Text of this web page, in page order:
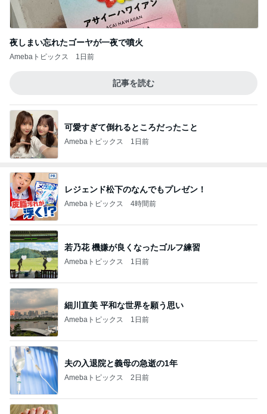
夜しまい忘れたゴーヤが一夜で噴火
Amebaトピックス 1日前
記事を読む
可愛すぎて倒れるところだったこと
Amebaトピックス 1日前
レジェンド松下のなんでもプレゼン！
Amebaトピックス 4時間前
若乃花 機嫌が良くなったゴルフ練習
Amebaトピックス 1日前
細川直美 平和な世界を願う思い
Amebaトピックス 1日前
夫の入退院と義母の急逝の1年
Amebaトピックス 2日前